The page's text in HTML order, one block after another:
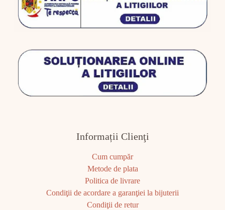
Informații Clienţi
Cum cumpăr
Metode de plata
Politica de livrare
Condiţii de acordare a garanţiei la bijuterii
Condiţii de retur